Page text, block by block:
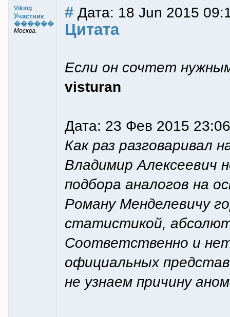
Viking
Участник
������
Москва.
# Дата: 18 Jun 2015
Цитата
Если он сочтет
visturan
Дата: 23 Фев 2015 23:06
Как раз разговаривал
Владимир Алексеевич
подбора аналогов на
Роману Менделевичу
статистикой,
Соответственно и
официальных
не узнаем причину